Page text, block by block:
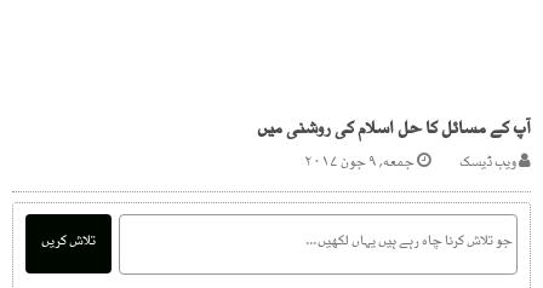
آپ کے مسائل کا حل اسلام کی روشنی میں
ویب ڈیسک جمعه, ۹ جون ۲۰۱۷
تلاش کریں